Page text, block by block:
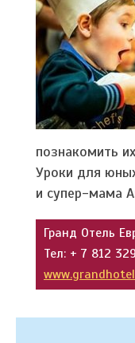
познакомить
Уроки для
и супер-мама
Гранд Отель
Тел: + 7 812